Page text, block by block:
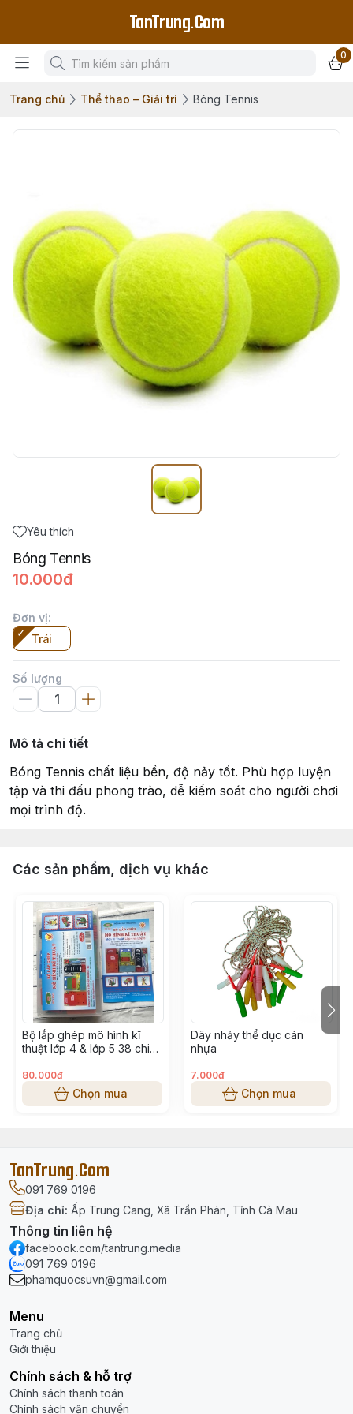
TanTrung.Com
0
Trang chủ Thể thao – Giải trí Bóng Tennis
Yêu thích
Bóng Tennis
10.000đ
Đơn vị:
Trái
Số lượng
Mô tả chi tiết
Bóng Tennis chất liệu bền, độ nảy tốt. Phù hợp luyện
tập và thi đấu phong trào, dễ kiểm soát cho người chơi
mọi trình độ.
Các sản phẩm, dịch vụ khác
Bộ lắp ghép mô hình kĩ
thuật lớp 4 & lớp 5 38 chi
80.000đ
Chọn mua
Dây nhảy thể dục cán
nhựa
7.000đ
Chọn mua
TanTrung.Com
091 769 0196
Địa chỉ: Ấp Trung Cang, Xã Trần Phán, Tỉnh Cà Mau
Thông tin liên hệ
facebook.com/tantrung.media
091 769 0196
phamquocsuvn@gmail.com
Menu
Trang chủ
Giới thiệu
Chính sách & hỗ trợ
Chính sách thanh toán
Chính sách vận chuyển